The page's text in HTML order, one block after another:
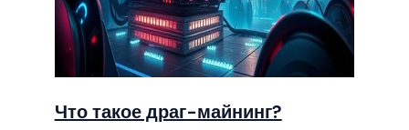
Что такое драг-майнинг?